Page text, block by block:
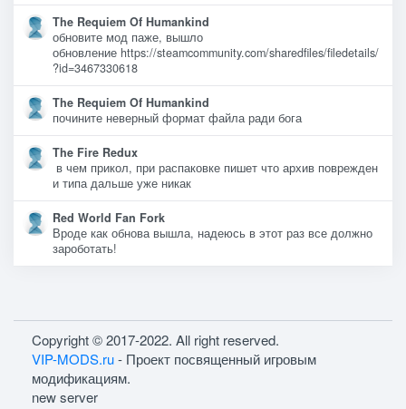
The Requiem Of Humankind
обновите мод паже, вышло
обновление https://steamcommunity.com/sharedfiles/filedetails/
?id=3467330618
The Requiem Of Humankind
почините неверный формат файла ради бога
The Fire Redux
в чем прикол, при распаковке пишет что архив поврежден
и типа дальше уже никак
Red World Fan Fork
Вроде как обнова вышла, надеюсь в этот раз все должно
зароботать!
Copyright © 2017-2022. All right reserved.
VIP-MODS.ru- Проект посвященный игровым
модификациям.
new server